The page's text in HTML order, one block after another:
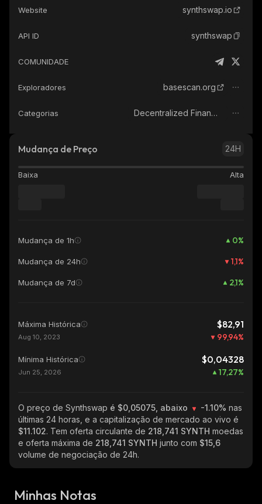
Website synthswap.io
API ID synthswap
COMUNIDADE
Exploradores basescan.org
Categorias Decentralized Finance (DeFi)
Mudança de Preço 24H
Baixa Alta
Mudança de 1h 0%
Mudança de 24h 1,1%
Mudança de 7d 2,1%
Máxima Histórica $82,91
Aug 10, 2023 99,94%
Mínima Histórica $0,04328
Jun 25, 2026 17,27%
O preço de Synthswap é $0,05075, abaixo -1.10% nas
últimas 24 horas, e a capitalização de mercado ao vivo é
$11.102. Tem oferta circulante de 218,741 SYNTH moedas
e oferta máxima de 218,741 SYNTH junto com $15,6
volume de negociação de 24h.
Minhas Notas